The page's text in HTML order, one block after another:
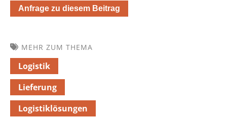
Anfrage zu diesem Beitrag
MEHR ZUM THEMA
Logistik
Lieferung
Logistiklösungen